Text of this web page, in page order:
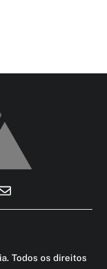
Todos os direitos